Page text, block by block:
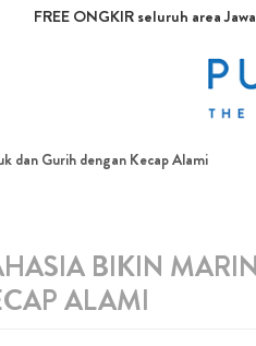
FREE ONGKIR seluruh area
dan Gurih dengan Kecap Alami
BIKIN
ALAMI